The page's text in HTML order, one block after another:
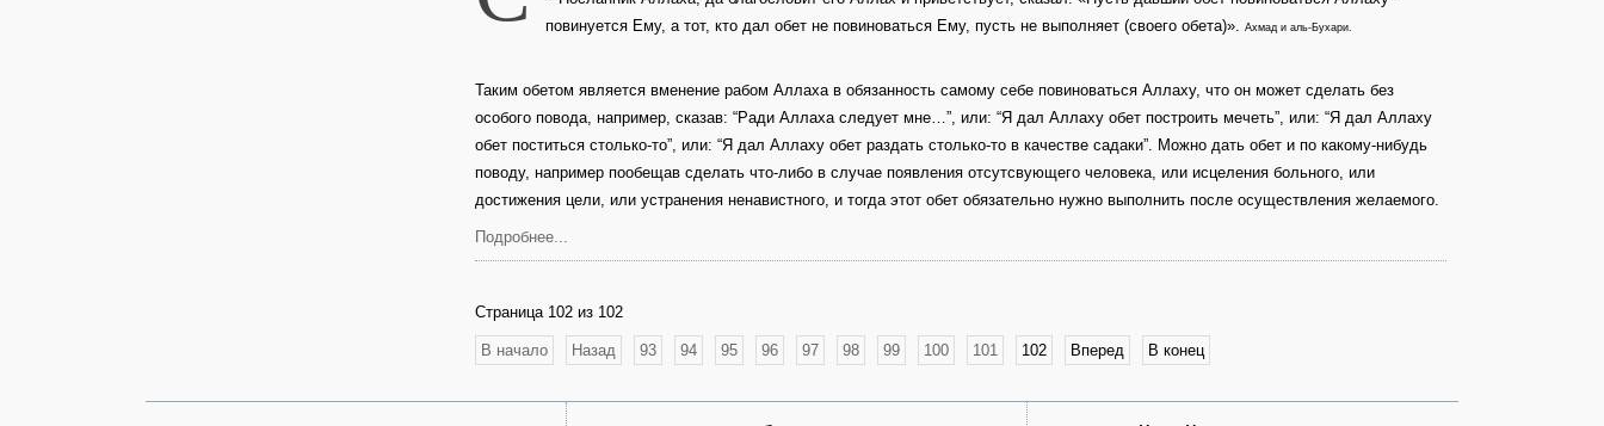
повинуется Ему, а тот, кто дал обет не повиноваться Ему, пусть не выполняет (своего обета)». Ахмад и аль-Бухари.
Таким обетом является вменение рабом Аллаха в обязанность самому себе повиноваться Аллаху, что он может сделать без
особого повода, например, сказав: “Ради Аллаха следует мне…”, или: “Я дал Аллаху обет построить мечеть”, или: “Я дал Аллаху
обет поститься столько-то”, или: “Я дал Аллаху обет раздать столько-то в качестве садаки”. Можно дать обет и по какому-нибудь
поводу, например пообещав сделать что-либо в случае появления отсутсвующего человека, или исцеления больного, или
достижения цели, или устранения ненавистного, и тогда этот обет обязательно нужно выполнить после осуществления желаемого.
Подробнее...
Страница 102 из 102
В начало Назад 93 94 95 96 97 98 99 100 101 102 Вперед В конец